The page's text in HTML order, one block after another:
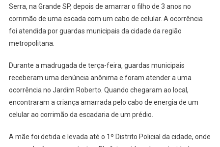
De
Três
É
Serra, na Grande SP, depois de amarrar o filho de 3 anos no
corrimão de uma escada com um cabo de celular. A ocorrência
foi atendida por guardas municipais da cidade da região
metropolitana.
Durante a madrugada de terça-feira, guardas municipais
receberam uma denúncia anônima e foram atender a uma
ocorrência no Jardim Roberto. Quando chegaram ao local,
encontraram a criança amarrada pelo cabo de energia de um
celular ao corrimão da escadaria de um prédio.
A mãe foi detida e levada até o 1º Distrito Policial da cidade, onde